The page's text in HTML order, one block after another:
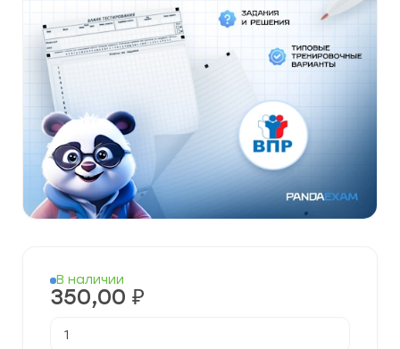
В наличии
350,00 ₽
товара